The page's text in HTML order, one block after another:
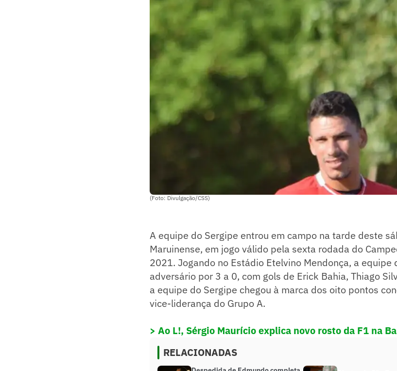
(Foto: Divulgação/CSS)
A equipe do Sergipe entrou em campo na tarde deste
Maruinense, em jogo válido pela sexta rodada do
2021. Jogando no Estádio Etelvino Mendonça, a equipe
adversário por 3 a 0, com gols de Erick Bahia, Thiago
a equipe do Sergipe chegou à marca dos oito pontos
vice-liderança do Grupo A.
> Ao L!, Sérgio Maurício explica novo rosto da F1 na
RELACIONADAS